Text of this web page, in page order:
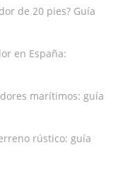
de 20 pies? Guía
en España:
marítimos: guía
rústico: guía